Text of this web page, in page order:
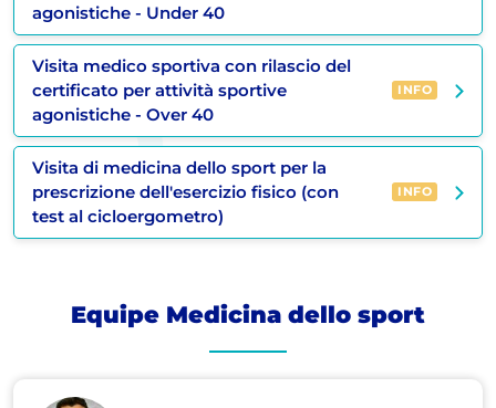
agonistiche - Under 40
Visita medico sportiva con rilascio del
certificato per attività sportive
agonistiche - Over 40
INFO
Visita di medicina dello sport per la
prescrizione dell'esercizio fisico (con
test al cicloergometro)
INFO
Equipe Medicina dello sport